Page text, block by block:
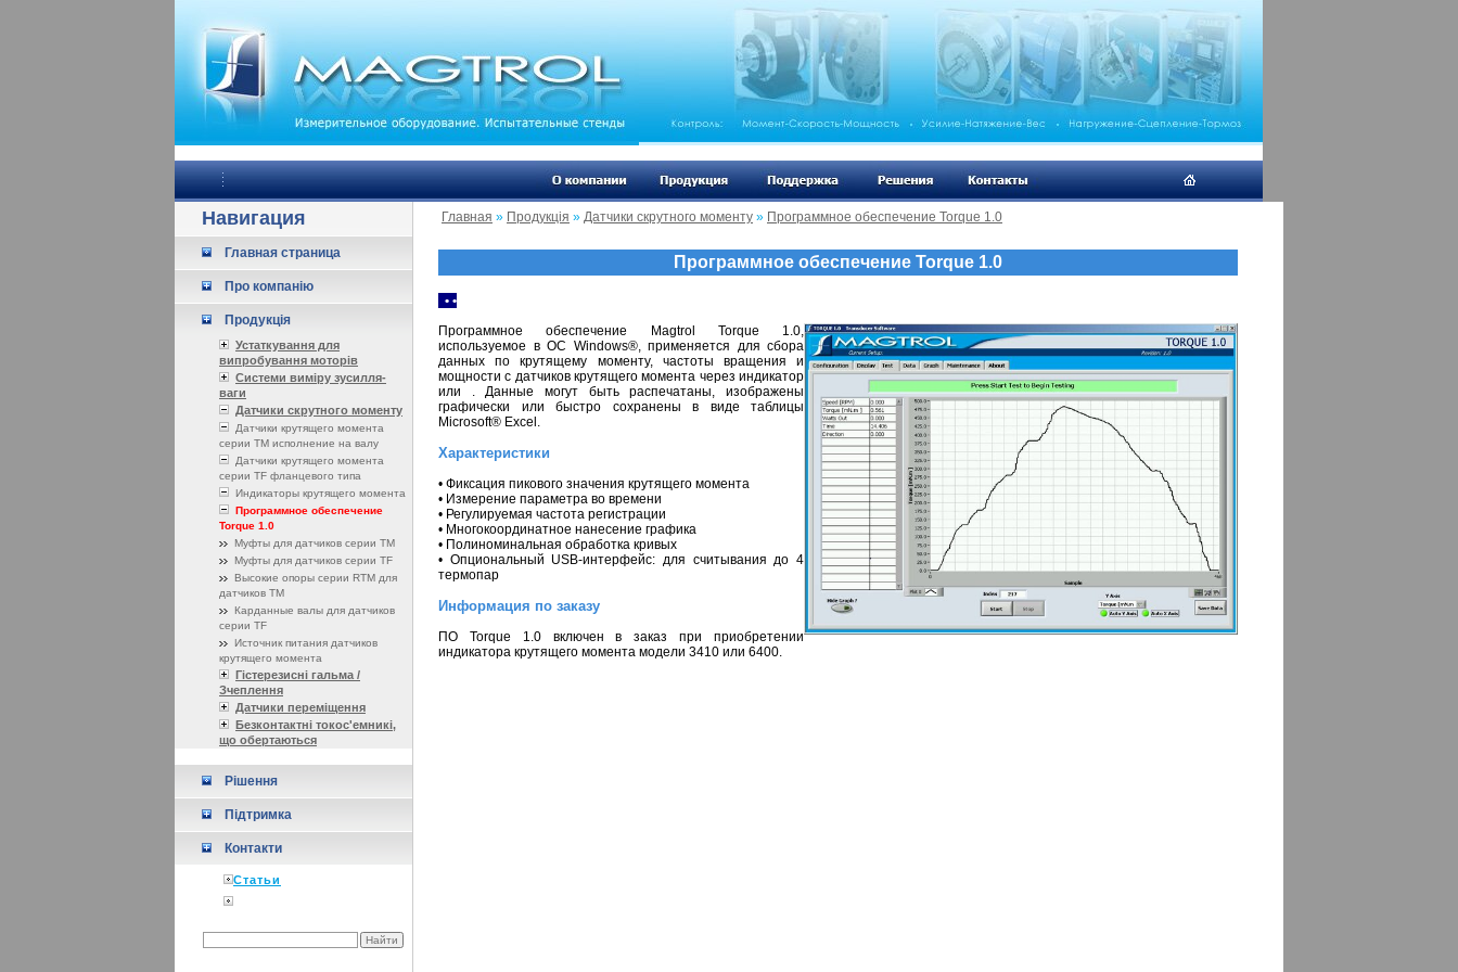
Навигация
Главная страница
Про компанію
Продукція
Устаткування для
випробування моторів
Системи виміру зусилля-
ваги
Датчики скрутного моменту
Датчики крутящего момента
серии ТМ исполнение на валу
Датчики крутящего момента
серии TF фланцевого типа
Индикаторы крутящего момента
Программное обеспечение
Torque 1.0
Муфты для датчиков серии ТМ
Муфты для датчиков серии TF
Высокие опоры серии RТМ для
датчиков ТМ
Карданные валы для датчиков
серии TF
Источник питания датчиков
крутящего момента
Гістерезисні гальма /
Зчеплення
Датчики переміщення
Безконтактні токос'емникі,
що обертаються
Рішення
Підтримка
Контакти
Статьи
Главная » Продукція » Датчики скрутного моменту » Программное обеспечение Torque 1.0
Программное обеспечение Torque 1.0
• •
Программное обеспечение Magtrol Torque 1.0,
используемое в ОС Windows®, применяется для сбора
данных по крутящему моменту, частоты вращения и
мощности с датчиков крутящего момента через индикатор
или . Данные могут быть распечатаны, изображены
графически или быстро сохранены в виде таблицы
Microsoft® Excel.
Характеристики
• Фиксация пикового значения крутящего момента
• Измерение параметра во времени
• Регулируемая частота регистрации
• Многокоординатное нанесение графика
• Полиноминальная обработка кривых
• Опциональный USB-интерфейс: для считывания до 4
термопар
Информация по заказу
ПО Torque 1.0 включен в заказ при приобретении
индикатора крутящего момента модели 3410 или 6400.